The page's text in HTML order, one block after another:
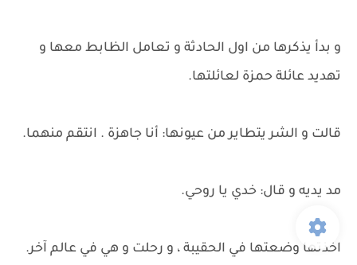
و بدأ يذكرها من اول الحادثة و تعامل الظابط معها و
تهديد عائلة حمزة لعائلتها.
قالت و الشر يتطاير من عيونها: أنا جاهزة . انتقم منهما.
مد يديه و قال: خدي يا روحي.
اخذتها وضعتها في الحقيبة ، و رحلت و هي في عالم آخر.